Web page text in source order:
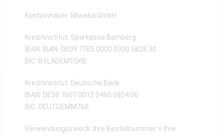
Kontoinhaber: Miweba GmbH
Kreditinstitut: Sparkasse Bamberg
IBAN: IBAN: DE09 7705 0000 0300 5828 30
BIC: BYLADEM1SKB
Kreditinstitut: Deutsche Bank
IBAN: DE58 7607 0012 0460 0854 00
BIC: DEUTDEMM760
Verwendungszweck: Ihre Bestellnummer + Ihre